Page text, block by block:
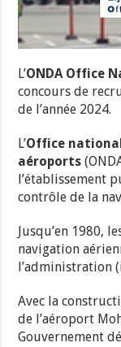
L’ONDA Office
concours de
de l’année 2024.
L’Office
aéroports
l’établissement
contrôle de la
Jusqu’en 1980,
navigation
l’administration
Avec la
de l’aéroport
Gouvernement